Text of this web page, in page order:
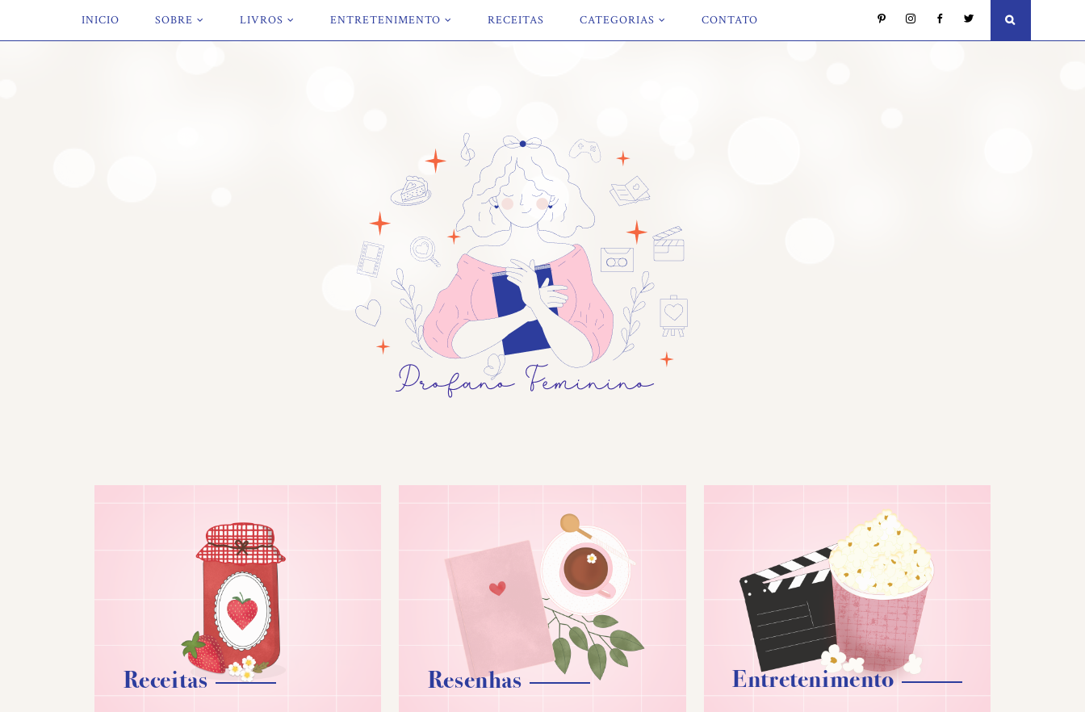
INICIO SOBRE LIVROS ENTRETENIMENTO RECEITAS CATEGORIAS CONTATO
Receitas Resenhas Entretenimento